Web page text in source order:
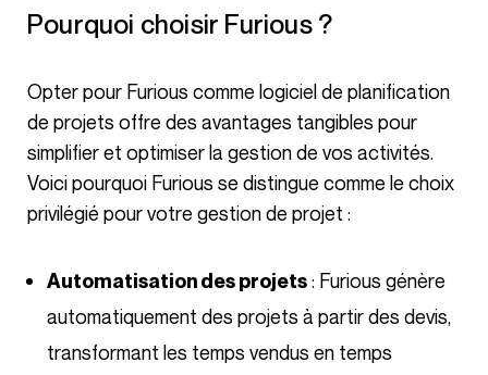
Pourquoi choisir Furious ?
Opter pour Furious comme logiciel de planification
de projets offre des avantages tangibles pour
simplifier et optimiser la gestion de vos activités.
Voici pourquoi Furious se distingue comme le choix
privilégié pour votre gestion de projet :
Automatisation des projets: Furious génère
automatiquement des projets à partir des devis,
transformant les temps vendus en temps